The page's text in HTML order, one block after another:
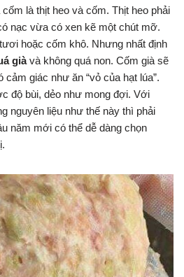
là thịt heo và cốm. Thịt heo phải
nạc vừa có xen kẽ một chút mỡ.
hoặc cốm khô. Nhưng nhất định
giàvà không quá non. Cốm già sẽ
cảm giác như ăn “vỏ của hạt lúa”.
độ bùi, dẻo như mong đợi. Với
nguyên liệu như thế này thì phải
năm mới có thể dễ dàng chọn